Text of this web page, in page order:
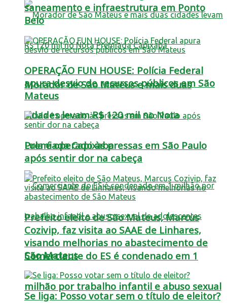
Morador de São Mateus e mais duas
cidades levam R$ 120 mil no Nota
Premiada Capixaba
Comerciante do ES é condenado em 1
milhão por trabalho infantil e abuso sexual
saneamento e infraestrutura em Ponto
Belo
OPERAÇÃO FUN HOUSE: Polícia Federal
apura desvio de recursos públicos em São
Mateus
Lula é operado às pressas em São Paulo
após sentir dor na cabeça
Prefeito eleito de São Mateus, Marcus
Cozivip, faz visita ao SAAE de Linhares,
visando melhorias no abastecimento de
São Mateus
Se liga: Posso votar sem o título de eleitor?